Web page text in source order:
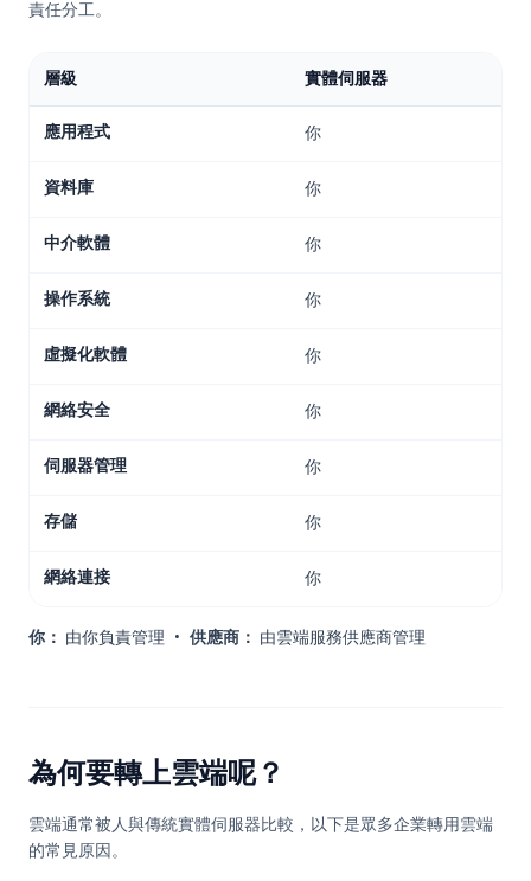
責任分工。
層級 實體伺服器
應用程式 你
資料庫 你
中介軟體 你
操作系統 你
虛擬化軟體 你
網絡安全 你
伺服器管理 你
存儲 你
網絡連接 你
你： 由你負責管理 • 供應商： 由雲端服務供應商管理
為何要轉上雲端呢？
雲端通常被人與傳統實體伺服器比較，以下是眾多企業轉用雲端
的常見原因。